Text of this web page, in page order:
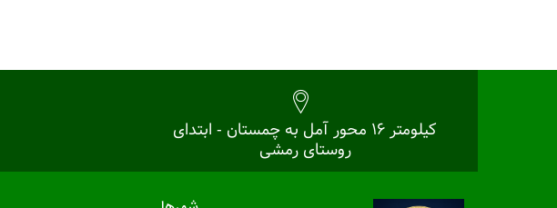
کیلومتر 16 محور آمل به چمستان - ابتدای
روستای رمشی